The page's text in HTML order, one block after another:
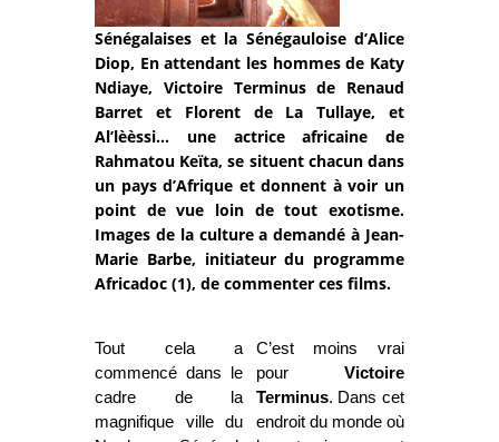
Sénégalaises et la Sénégauloise d’Alice
Diop, En attendant les hommes de Katy
Ndiaye, Victoire Terminus de Renaud
Barret et Florent de La Tullaye, et
Al’lèèssi… une actrice africaine de
Rahmatou Keïta, se situent chacun dans
un pays d’Afrique et donnent à voir un
point de vue loin de tout exotisme.
Images de la culture a demandé à Jean-
Marie Barbe, initiateur du programme
Africadoc (1), de commenter ces films.
Tout cela a
commencé dans le
cadre de la
magnifique ville du
C’est moins vrai
pour Victoire
Terminus. Dans cet
endroit du monde où